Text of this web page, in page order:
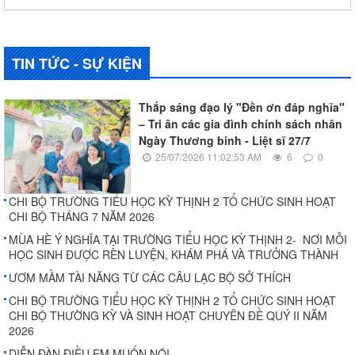
TIN TỨC - SỰ KIỆN
Thắp sáng đạo lý "Đền ơn đáp nghĩa"
– Tri ân các gia đình chính sách nhân
Ngày Thương binh - Liệt sĩ 27/7
25/07/2026 11:02:53 AM 6 0
CHI BỘ TRƯỜNG TIỂU HỌC KỲ THỊNH 2 TỔ CHỨC SINH HOẠT
CHI BỘ THÁNG 7 NĂM 2026
MÙA HÈ Ý NGHĨA TẠI TRƯỜNG TIỂU HỌC KỲ THỊNH 2- NƠI MỖI
HỌC SINH ĐƯỢC RÈN LUYỆN, KHÁM PHÁ VÀ TRƯỞNG THÀNH
ƯƠM MẦM TÀI NĂNG TỪ CÁC CÂU LẠC BỘ SỞ THÍCH
CHI BỘ TRƯỜNG TIỂU HỌC KỲ THỊNH 2 TỔ CHỨC SINH HOẠT
CHI BỘ THƯỜNG KỲ VÀ SINH HOẠT CHUYÊN ĐỀ QUÝ II NĂM
2026